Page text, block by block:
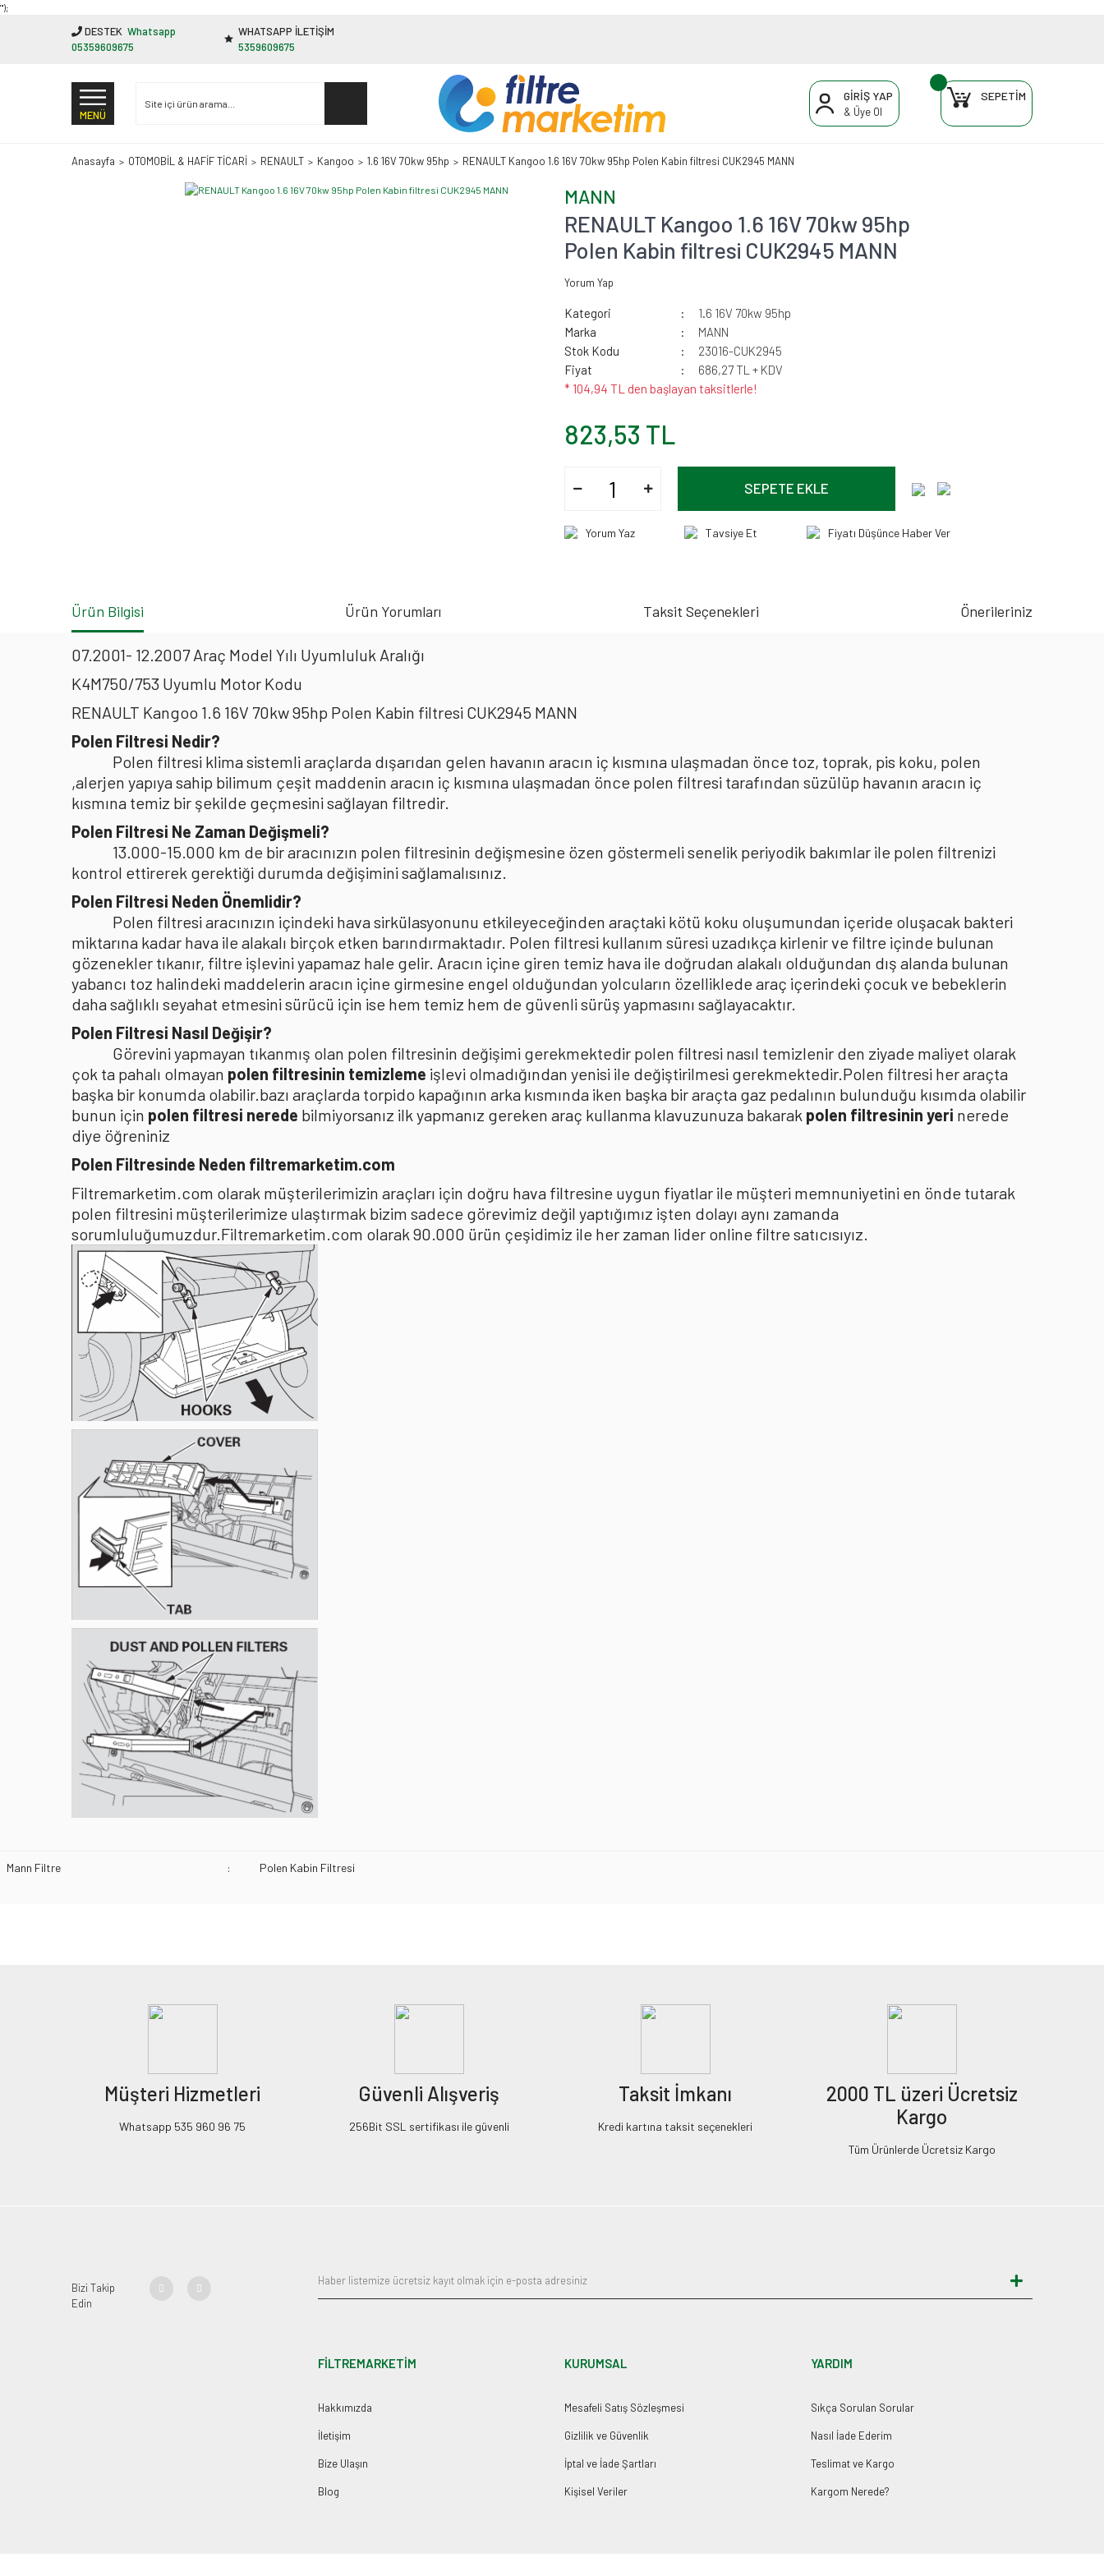
"');
DESTEK Whatsapp
05359609675
WHATSAPP İLETİŞİM
5359609675
MENÜ
GİRİŞ YAP
& Üye Ol
SEPETİM
Anasayfa OTOMOBİL & HAFİF TİCARİ RENAULT Kangoo 1.6 16V 70kw 95hp RENAULT Kangoo 1.6 16V 70kw 95hp Polen Kabin filtresi CUK2945 MANN
MANN
RENAULT Kangoo 1.6 16V 70kw 95hp
Polen Kabin filtresi CUK2945 MANN
Yorum Yap
Kategori
1.6 16V 70kw 95hp
Marka
MANN
Stok Kodu
23016-CUK2945
Fiyat
686,27 TL + KDV
* 104,94 TL den başlayan taksitlerle!
823,53 TL
SEPETE EKLE
Yorum Yaz Tavsiye Et Fiyatı Düşünce Haber Ver
Ürün Bilgisi Ürün Yorumları Taksit Seçenekleri Önerileriniz
07.2001- 12.2007 Araç Model Yılı Uyumluluk Aralığı
K4M750/753 Uyumlu Motor Kodu
RENAULT Kangoo 1.6 16V 70kw 95hp Polen Kabin filtresi CUK2945 MANN
Polen Filtresi Nedir?
Polen filtresi klima sistemli araçlarda dışarıdan gelen havanın aracın iç kısmına ulaşmadan önce toz, toprak, pis koku, polen
,alerjen yapıya sahip bilimum çeşit maddenin aracın iç kısmına ulaşmadan önce polen filtresi tarafından süzülüp havanın aracın iç
kısmına temiz bir şekilde geçmesini sağlayan filtredir.
Polen Filtresi Ne Zaman Değişmeli?
13.000-15.000 km de bir aracınızın polen filtresinin değişmesine özen göstermeli senelik periyodik bakımlar ile polen filtrenizi
kontrol ettirerek gerektiği durumda değişimini sağlamalısınız.
Polen Filtresi Neden Önemlidir?
Polen filtresi aracınızın içindeki hava sirkülasyonunu etkileyeceğinden araçtaki kötü koku oluşumundan içeride oluşacak bakteri
miktarına kadar hava ile alakalı birçok etken barındırmaktadır. Polen filtresi kullanım süresi uzadıkça kirlenir ve filtre içinde bulunan
gözenekler tıkanır, filtre işlevini yapamaz hale gelir. Aracın içine giren temiz hava ile doğrudan alakalı olduğundan dış alanda bulunan
yabancı toz halindeki maddelerin aracın içine girmesine engel olduğundan yolcuların özelliklede araç içerindeki çocuk ve bebeklerin
daha sağlıklı seyahat etmesini sürücü için ise hem temiz hem de güvenli sürüş yapmasını sağlayacaktır.
Polen Filtresi Nasıl Değişir?
Görevini yapmayan tıkanmış olan polen filtresinin değişimi gerekmektedir polen filtresi nasıl temizlenir den ziyade maliyet olarak
çok ta pahalı olmayan polen filtresinin temizleme işlevi olmadığından yenisi ile değiştirilmesi gerekmektedir.Polen filtresi her araçta
başka bir konumda olabilir.bazı araçlarda torpido kapağının arka kısmında iken başka bir araçta gaz pedalının bulunduğu kısımda olabilir
bunun için polen filtresi nerede bilmiyorsanız ilk yapmanız gereken araç kullanma klavuzunuza bakarak polen filtresinin yeri nerede
diye öğreniniz
Polen Filtresinde Neden filtremarketim.com
Filtremarketim.com olarak müşterilerimizin araçları için doğru hava filtresine uygun fiyatlar ile müşteri memnuniyetini en önde tutarak
polen filtresini müşterilerimize ulaştırmak bizim sadece görevimiz değil yaptığımız işten dolayı aynı zamanda
sorumluluğumuzdur.Filtremarketim.com olarak 90.000 ürün çeşidimiz ile her zaman lider online filtre satıcısıyız.
Mann Filtre : Polen Kabin Filtresi
Müşteri Hizmetleri
Whatsapp 535 960 96 75
Güvenli Alışveriş
256Bit SSL sertifikası ile güvenli
Taksit İmkanı
Kredi kartına taksit seçenekleri
2000 TL üzeri Ücretsiz
Kargo
Tüm Ürünlerde Ücretsiz Kargo
Bizi Takip
Edin
FİLTREMARKETİM
Hakkımızda
İletişim
Bize Ulaşın
Blog
KURUMSAL
Mesafeli Satış Sözleşmesi
Gizlilik ve Güvenlik
İptal ve İade Şartları
Kişisel Veriler
YARDIM
Sıkça Sorulan Sorular
Nasıl İade Ederim
Teslimat ve Kargo
Kargom Nerede?